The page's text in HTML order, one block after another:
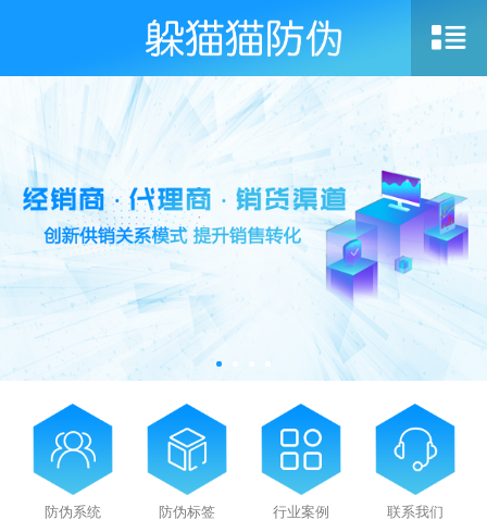
防伪系统 防伪标签 行业案例 联系我们